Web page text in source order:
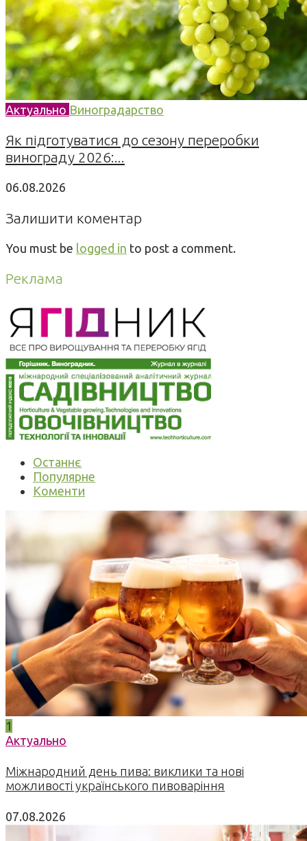
Актуально Виноградарство
Як підготуватися до сезону переробки
винограду 2026:...
06.08.2026
Залишити коментар
You must be logged in to post a comment.
Реклама
Останнє
Популярне
Коменти
1
Актуально
Міжнародний день пива: виклики та нові
можливості українського пивоваріння
07.08.2026